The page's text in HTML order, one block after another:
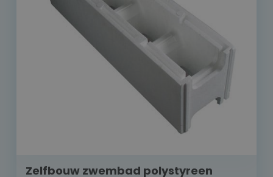
Zelfbouw zwembad polystyreen